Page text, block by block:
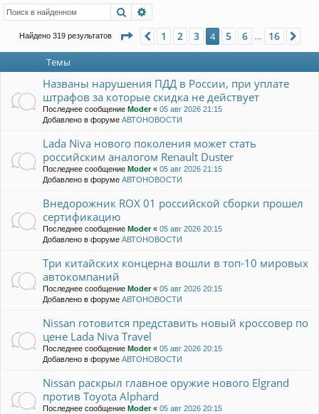
и
Поиск
Найдено 319 результатов Страница из 16
Пред.
1 2 3 4 5 6 16
Темы
Названы нарушения ПДД в России, при уплате
штрафов за которые скидка не действует
Последнее сообщение Moder« 05 авг 2026 21:15
Добавлено в форуме АВТОНОВОСТИ
Lada Niva нового поколения может стать
российским аналогом Renault Duster
Последнее сообщение Moder« 05 авг 2026 21:15
Добавлено в форуме АВТОНОВОСТИ
Внедорожник ROX 01 российской сборки прошел
сертификацию
Последнее сообщение Moder« 05 авг 2026 20:15
Добавлено в форуме АВТОНОВОСТИ
Три китайских концерна вошли в топ-10 мировых
автокомпаний
Последнее сообщение Moder« 05 авг 2026 20:15
Добавлено в форуме АВТОНОВОСТИ
Nissan готовится представить новый кроссовер по
цене Lada Niva Travel
Последнее сообщение Moder« 05 авг 2026 20:15
Добавлено в форуме АВТОНОВОСТИ
Nissan раскрыл главное оружие нового Elgrand
против Toyota Alphard
Последнее сообщение Moder« 05 авг 2026 20:15